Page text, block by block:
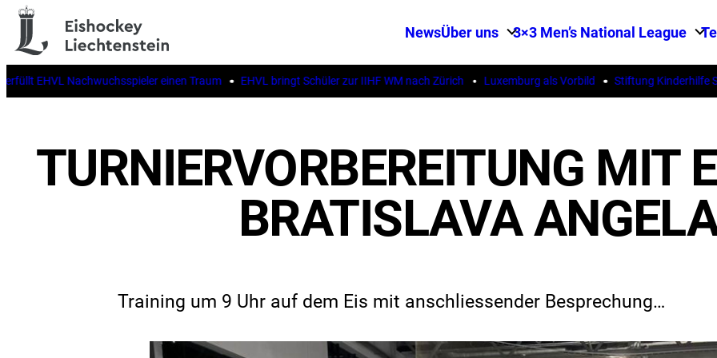
NewsÜber uns 3×3 Men’s National League
Nachwuchsspieler einen Traum EHVL bringt Schüler zur IIHF WM nach Zürich Luxemburg als Vorbild Stiftung Kinderhilfe
TURNIERVORBEREITUNG MIT
BRATISLAVA
Training um 9 Uhr auf dem Eis mit anschliessender Besprechung…